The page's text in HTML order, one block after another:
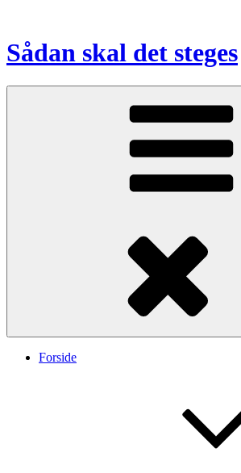
indhold
Sådan skal det steges
Forside